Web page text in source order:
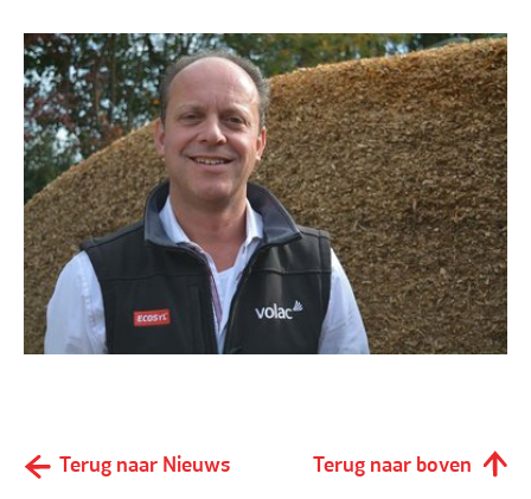
Terug naar Nieuws Terug naar boven